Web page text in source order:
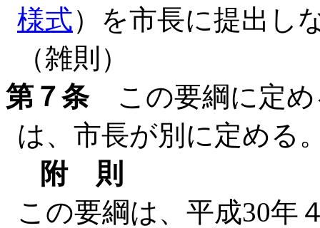
様式）を市長に提出し
（雑則）
第７条この要綱に定め
は、市長が別に定める
附 則
この要綱は、平成30年